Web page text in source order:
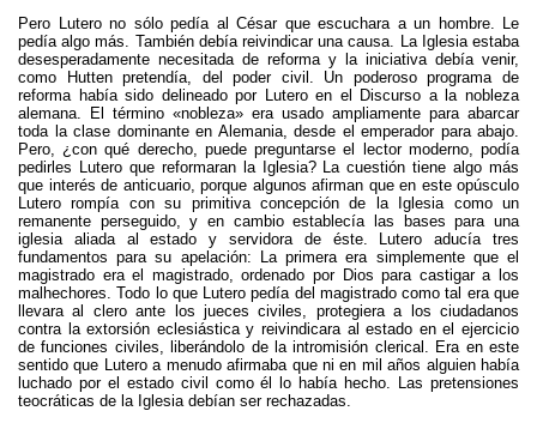
Pero Lutero no sólo pedía al César que escuchara a un hombre. Le
pedía algo más. También debía reivindicar una causa. La Iglesia estaba
desesperadamente necesitada de reforma y la iniciativa debía venir,
como Hutten pretendía, del poder civil. Un poderoso programa de
reforma había sido delineado por Lutero en el Discurso a la nobleza
alemana. El término «nobleza» era usado ampliamente para abarcar
toda la clase dominante en Alemania, desde el emperador para abajo.
Pero, ¿con qué derecho, puede preguntarse el lector moderno, podía
pedirles Lutero que reformaran la Iglesia? La cuestión tiene algo más
que interés de anticuario, porque algunos afirman que en este opúsculo
Lutero rompía con su primitiva concepción de la Iglesia como un
remanente perseguido, y en cambio establecía las bases para una
iglesia aliada al estado y servidora de éste. Lutero aducía tres
fundamentos para su apelación: La primera era simplemente que el
magistrado era el magistrado, ordenado por Dios para castigar a los
malhechores. Todo lo que Lutero pedía del magistrado como tal era que
llevara al clero ante los jueces civiles, protegiera a los ciudadanos
contra la extorsión eclesiástica y reivindicara al estado en el ejercicio
de funciones civiles, liberándolo de la intromisión clerical. Era en este
sentido que Lutero a menudo afirmaba que ni en mil años alguien había
luchado por el estado civil como él lo había hecho. Las pretensiones
teocráticas de la Iglesia debían ser rechazadas.